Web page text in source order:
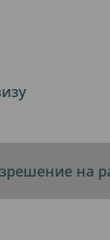
на